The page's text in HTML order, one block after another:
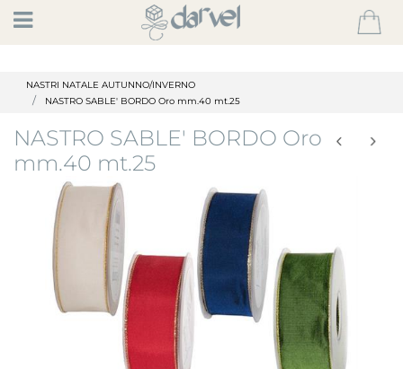
Open
NASTRI NATALE AUTUNNO/INVERNO
NASTRO SABLE' BORDO Oro mm.40 mt.25
NASTRO SABLE' BORDO Oro
mm.40 mt.25